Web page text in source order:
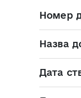
Номер
Назва
Дата